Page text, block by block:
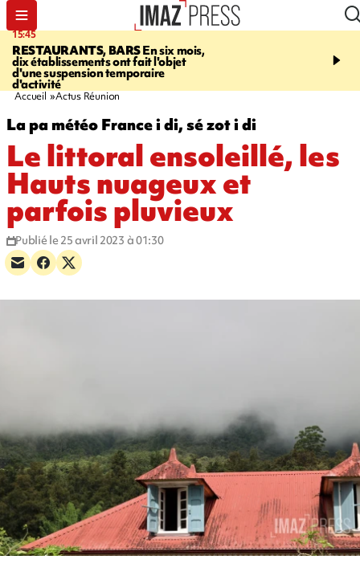
15:45
RESTAURANTS, BARSEn six mois,
dix établissements ont fait l'objet
d'une suspension temporaire
d'activité
17:17
Angeles, un homme vit
Accueil Actus Réunion
La pa météo France i di, sé zot i di
Le littoral ensoleillé, les
Hauts nuageux et
parfois pluvieux
Publié le 25 avril 2023 à 01:30